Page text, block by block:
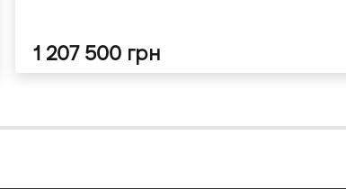
1 207 500 грн